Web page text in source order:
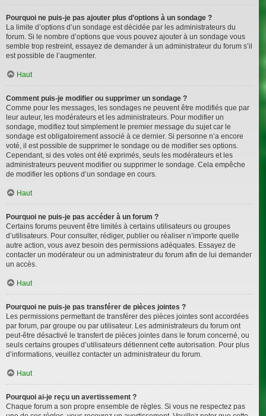
Pourquoi ne puis-je pas ajouter plus d’options à un sondage ?
La limite d’options d’un sondage est décidée par les administrateurs du
forum. Si le nombre d’options que vous pouvez ajouter à un sondage vous
semble trop restreint, essayez de demander à un administrateur du forum s’il
est possible de l’augmenter.
Haut
Comment puis-je modifier ou supprimer un sondage ?
Comme pour les messages, les sondages ne peuvent être modifiés que par
leur auteur, les modérateurs et les administrateurs. Pour modifier un
sondage, modifiez tout simplement le premier message du sujet car le
sondage est obligatoirement associé à ce dernier. Si personne n’a encore
voté, il est possible de supprimer le sondage ou de modifier ses options.
Cependant, si des votes ont été exprimés, seuls les modérateurs et les
administrateurs peuvent modifier ou supprimer le sondage. Cela empêche
de modifier les options d’un sondage en cours.
Haut
Pourquoi ne puis-je pas accéder à un forum ?
Certains forums peuvent être limités à certains utilisateurs ou groupes
d’utilisateurs. Pour consulter, rédiger, publier ou réaliser n’importe quelle
autre action, vous avez besoin des permissions adéquates. Essayez de
contacter un modérateur ou un administrateur du forum afin de lui demander
un accès.
Haut
Pourquoi ne puis-je pas transférer de pièces jointes ?
Les permissions permettant de transférer des pièces jointes sont accordées
par forum, par groupe ou par utilisateur. Les administrateurs du forum ont
peut-être désactivé le transfert de pièces jointes dans le forum concerné, ou
seuls certains groupes d’utilisateurs détiennent cette autorisation. Pour plus
d’informations, veuillez contacter un administrateur du forum.
Haut
Pourquoi ai-je reçu un avertissement ?
Chaque forum a son propre ensemble de règles. Si vous ne respectez pas